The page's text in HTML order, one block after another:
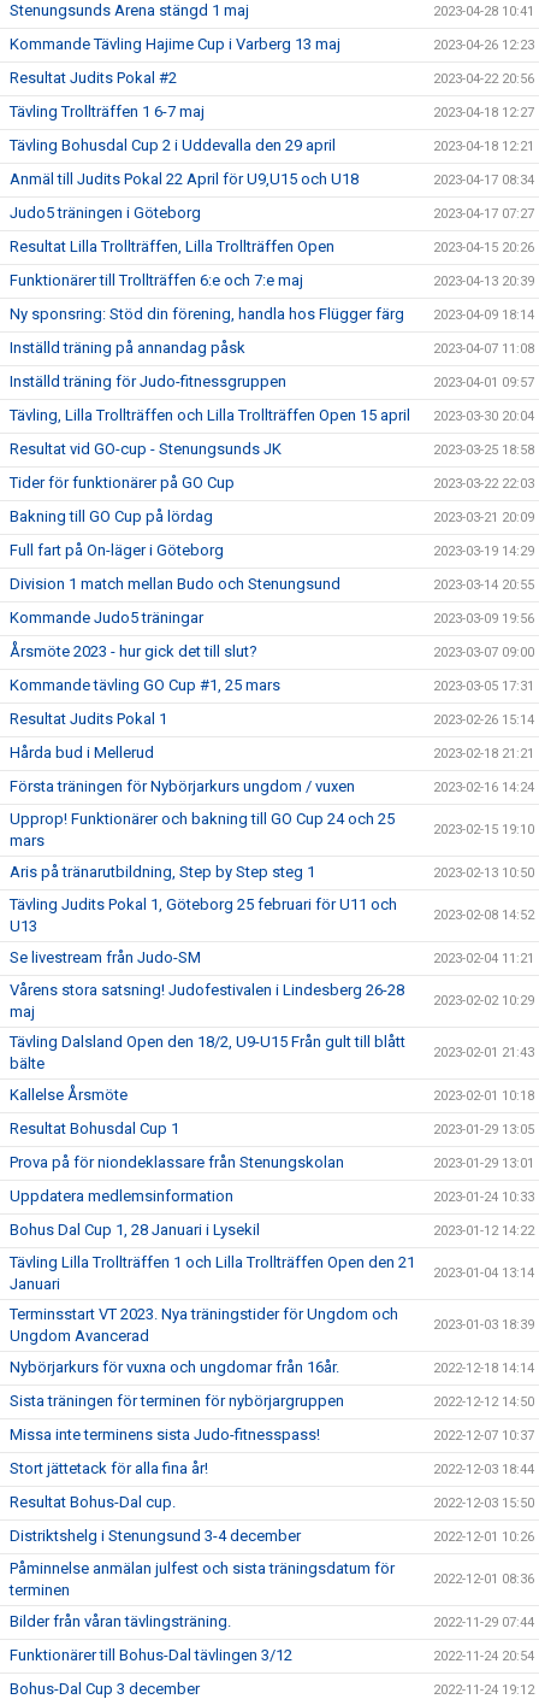
Stenungsunds Arena stängd 1 maj 2023-04-28 10:41
Kommande Tävling Hajime Cup i Varberg 13 maj 2023-04-26 12:23
Resultat Judits Pokal #2 2023-04-22 20:56
Tävling Trollträffen 1 6-7 maj 2023-04-18 12:27
Tävling Bohusdal Cup 2 i Uddevalla den 29 april 2023-04-18 12:21
Anmäl till Judits Pokal 22 April för U9,U15 och U18 2023-04-17 08:34
Judo5 träningen i Göteborg 2023-04-17 07:27
Resultat Lilla Trollträffen, Lilla Trollträffen Open 2023-04-15 20:26
Funktionärer till Trollträffen 6:e och 7:e maj 2023-04-13 20:39
Ny sponsring: Stöd din förening, handla hos Flügger färg 2023-04-09 18:14
Inställd träning på annandag påsk 2023-04-07 11:08
Inställd träning för Judo-fitnessgruppen 2023-04-01 09:57
Tävling, Lilla Trollträffen och Lilla Trollträffen Open 15 april 2023-03-30 20:04
Resultat vid GO-cup - Stenungsunds JK 2023-03-25 18:58
Tider för funktionärer på GO Cup 2023-03-22 22:03
Bakning till GO Cup på lördag 2023-03-21 20:09
Full fart på On-läger i Göteborg 2023-03-19 14:29
Division 1 match mellan Budo och Stenungsund 2023-03-14 20:55
Kommande Judo5 träningar 2023-03-09 19:56
Årsmöte 2023 - hur gick det till slut? 2023-03-07 09:00
Kommande tävling GO Cup #1, 25 mars 2023-03-05 17:31
Resultat Judits Pokal 1 2023-02-26 15:14
Hårda bud i Mellerud 2023-02-18 21:21
Första träningen för Nybörjarkurs ungdom / vuxen 2023-02-16 14:24
Upprop! Funktionärer och bakning till GO Cup 24 och 25
mars
2023-02-15 19:10
Aris på tränarutbildning, Step by Step steg 1 2023-02-13 10:50
Tävling Judits Pokal 1, Göteborg 25 februari för U11 och
U13
2023-02-08 14:52
Se livestream från Judo-SM 2023-02-04 11:21
Vårens stora satsning! Judofestivalen i Lindesberg 26-28
maj
2023-02-02 10:29
Tävling Dalsland Open den 18/2, U9-U15 Från gult till blått
bälte
2023-02-01 21:43
Kallelse Årsmöte 2023-02-01 10:18
Resultat Bohusdal Cup 1 2023-01-29 13:05
Prova på för niondeklassare från Stenungskolan 2023-01-29 13:01
Uppdatera medlemsinformation 2023-01-24 10:33
Bohus Dal Cup 1, 28 Januari i Lysekil 2023-01-12 14:22
Tävling Lilla Trollträffen 1 och Lilla Trollträffen Open den 21
Januari
2023-01-04 13:14
Terminsstart VT 2023. Nya träningstider för Ungdom och
Ungdom Avancerad
2023-01-03 18:39
Nybörjarkurs för vuxna och ungdomar från 16år. 2022-12-18 14:14
Sista träningen för terminen för nybörjargruppen 2022-12-12 14:50
Missa inte terminens sista Judo-fitnesspass! 2022-12-07 10:37
Stort jättetack för alla fina år! 2022-12-03 18:44
Resultat Bohus-Dal cup. 2022-12-03 15:50
Distriktshelg i Stenungsund 3-4 december 2022-12-01 10:26
Påminnelse anmälan julfest och sista träningsdatum för
terminen
2022-12-01 08:36
Bilder från våran tävlingsträning. 2022-11-29 07:44
Funktionärer till Bohus-Dal tävlingen 3/12 2022-11-24 20:54
Bohus-Dal Cup 3 december 2022-11-24 19:12